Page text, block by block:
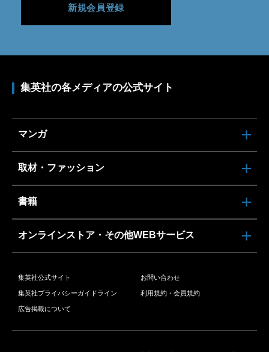
新規会員登録
集英社の各メディアの公式サイト
マンガ
取材・ファッション
書籍
オンラインストア・その他WEBサービス
集英社公式サイト お問い合わせ
集英社プライバシーガイドライン 利用規約・会員規約
広告掲載について